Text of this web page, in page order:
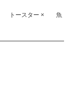
トースター × 魚